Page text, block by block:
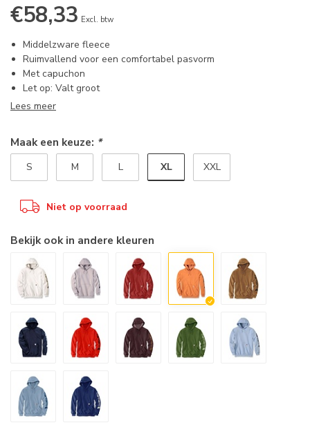
€58,33 Excl. btw
Middelzware fleece
Ruimvallend voor een comfortabel pasvorm
Met capuchon
Let op: Valt groot
Lees meer
Maak een keuze: *
S M L XL XXL
Niet op voorraad
Bekijk ook in andere kleuren